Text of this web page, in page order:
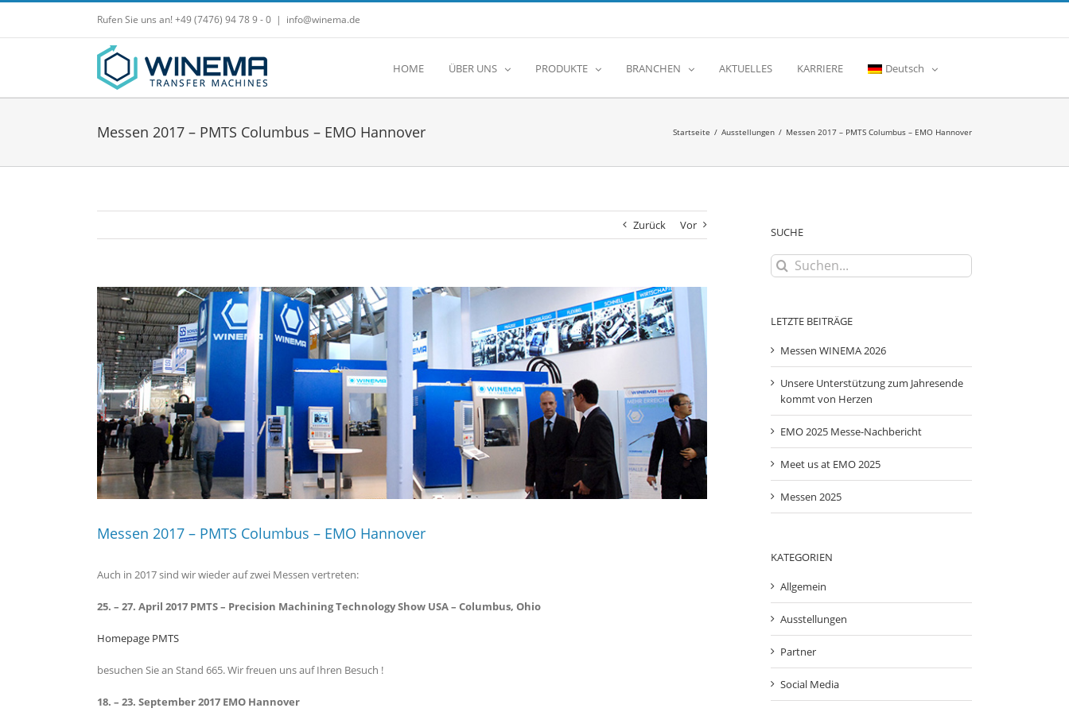
Zum
springen
Rufen Sie uns an! +49 (7476) 94 78 9 - 0 | info@winema.de
HOME ÜBER UNS PRODUKTE BRANCHEN AKTUELLES KARRIERE Deutsch
Messen 2017 – PMTS Columbus – EMO Hannover Startseite / Ausstellungen / Messen 2017 – PMTS Columbus – EMO Hannover
Zurück Vor
Messen 2017 – PMTS Columbus – EMO Hannover
Auch in 2017 sind wir wieder auf zwei Messen vertreten:
25. – 27. April 2017 PMTS – Precision Machining Technology Show USA – Columbus, Ohio
Homepage PMTS
besuchen Sie an Stand 665. Wir freuen uns auf Ihren Besuch !
18. – 23. September 2017 EMO Hannover
SUCHE
Suche
nach:
LETZTE BEITRÄGE
Messen WINEMA 2026
Unsere Unterstützung zum Jahresende
kommt von Herzen
EMO 2025 Messe-Nachbericht
Meet us at EMO 2025
Messen 2025
KATEGORIEN
Allgemein
Ausstellungen
Partner
Social Media